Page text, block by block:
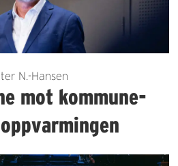
N.-Hansen
mot kommune-